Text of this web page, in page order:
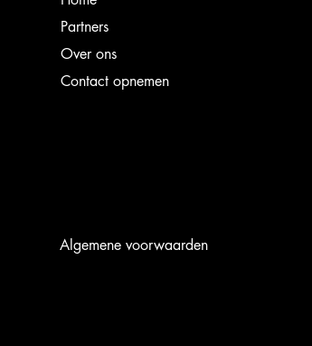
Partners
Over ons
Contact opnemen
Algemene voorwaarden